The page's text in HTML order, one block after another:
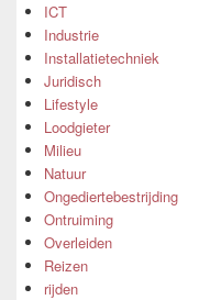
ICT
Industrie
Installatietechniek
Juridisch
Lifestyle
Loodgieter
Milieu
Natuur
Ongediertebestrijding
Ontruiming
Overleiden
Reizen
rijden